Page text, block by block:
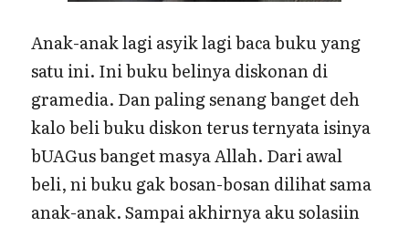
Anak-anak lagi asyik lagi baca buku yang
satu ini. Ini buku belinya diskonan di
gramedia. Dan paling senang banget deh
kalo beli buku diskon terus ternyata isinya
bUAGus banget masya Allah. Dari awal
beli, ni buku gak bosan-bosan dilihat sama
anak-anak. Sampai akhirnya aku solasiin